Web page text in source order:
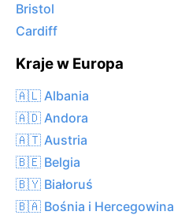
Bristol
Cardiff
Kraje w Europa
🇦🇱 Albania
🇦🇩 Andora
🇦🇹 Austria
🇧🇪 Belgia
🇧🇾 Białoruś
🇧🇦 Bośnia i Hercegowina